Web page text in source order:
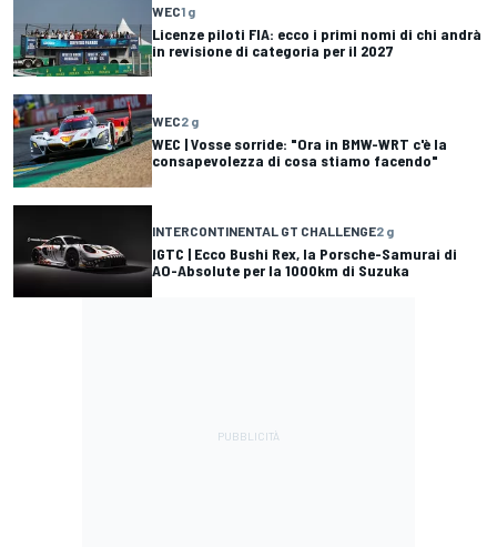
WEC1 g
Licenze piloti FIA: ecco i primi nomi di chi andrà
in revisione di categoria per il 2027
WEC2 g
WEC | Vosse sorride: "Ora in BMW-WRT c'è la
consapevolezza di cosa stiamo facendo"
INTERCONTINENTAL GT CHALLENGE2 g
IGTC | Ecco Bushi Rex, la Porsche-Samurai di
AO-Absolute per la 1000km di Suzuka